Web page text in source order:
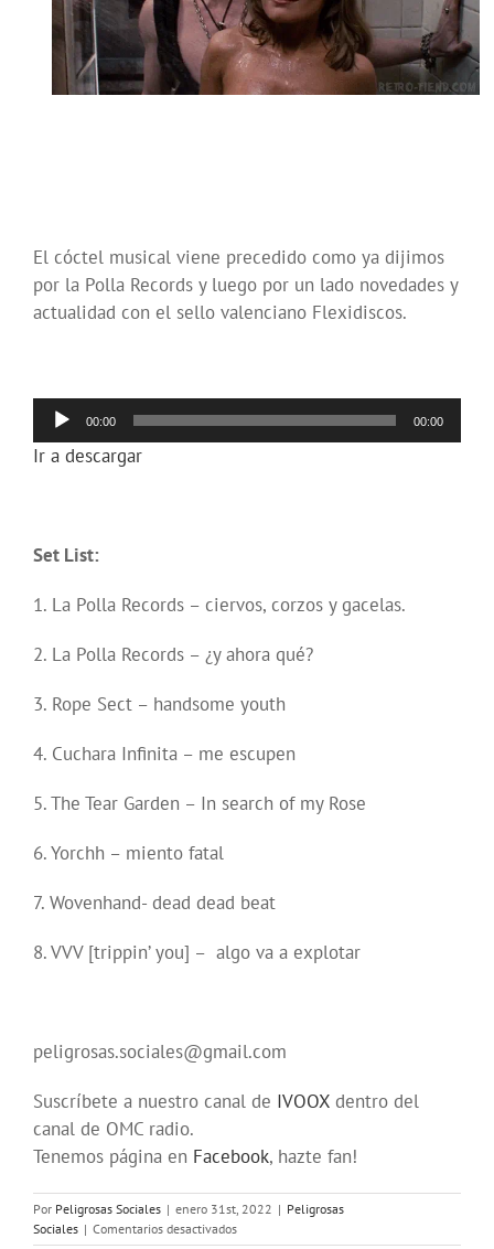
El cóctel musical viene precedido como ya dijimos
por la Polla Records y luego por un lado novedades y
actualidad con el sello valenciano Flexidiscos.
Reproductor
de
audio
00:00 00:00
Ir a descargar
Set List:
1. La Polla Records – ciervos, corzos y gacelas.
2. La Polla Records – ¿y ahora qué?
3. Rope Sect – handsome youth
4. Cuchara Infinita – me escupen
5. The Tear Garden – In search of my Rose
6. Yorchh – miento fatal
7. Wovenhand- dead dead beat
8. VVV [trippin’ you] – algo va a explotar
peligrosas.sociales@gmail.com
Suscríbete a nuestro canal de IVOOX dentro del
canal de OMC radio.
Tenemos página en Facebook, hazte fan!
Por Peligrosas Sociales | enero 31st, 2022 | Peligrosas
Sociales | Comentarios desactivadosen